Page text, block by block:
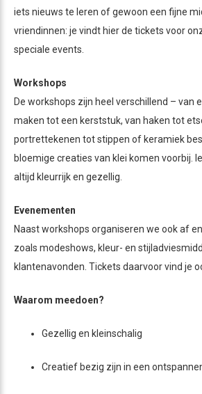
iets nieuws te leren of gewoon een fijne
vriendinnen: je vindt hier de tickets voor
speciale events.
Workshops
De workshops zijn heel verschillend – van
maken tot een kerststuk, van haken tot
portrettekenen tot stippen of keramiek
bloemige creaties van klei komen voorbij.
altijd kleurrijk en gezellig.
Evenementen
Naast workshops organiseren we ook af
zoals modeshows, kleur- en
klantenavonden. Tickets daarvoor vind je
Waarom meedoen?
Gezellig en kleinschalig
Creatief bezig zijn in een